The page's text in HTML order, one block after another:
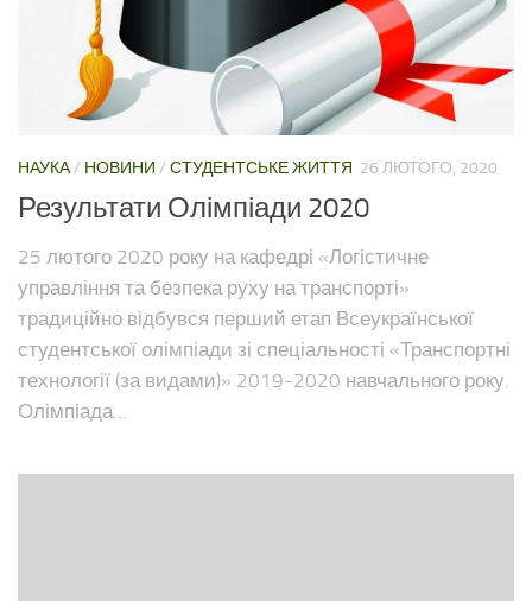
НАУКА/ НОВИНИ / СТУДЕНТСЬКЕ ЖИТТЯ 26 ЛЮТОГО, 2020
Результати Олімпіади 2020
25 лютого 2020 року на кафедрі «Логістичне
управління та безпека руху на транспорті»
традиційно відбувся перший етап Всеукраїнської
студентської олімпіади зі спеціальності «Транспортні
технології (за видами)» 2019-2020 навчального року.
Олімпіада...